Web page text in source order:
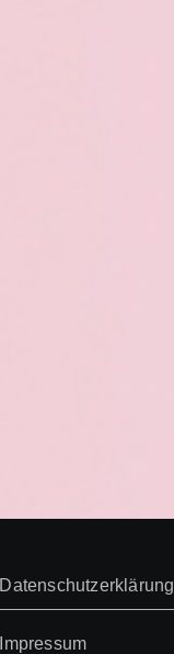
Datenschutzerklärung
Impressum